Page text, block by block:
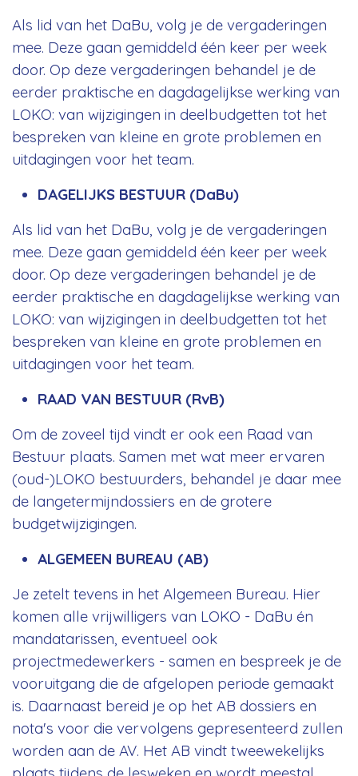
Als lid van het DaBu, volg je de vergaderingen
mee. Deze gaan gemiddeld één keer per week
door. Op deze vergaderingen behandel je de
eerder praktische en dagdagelijkse werking van
LOKO: van wijzigingen in deelbudgetten tot het
bespreken van kleine en grote problemen en
uitdagingen voor het team.
DAGELIJKS BESTUUR (DaBu)
Als lid van het DaBu, volg je de vergaderingen
mee. Deze gaan gemiddeld één keer per week
door. Op deze vergaderingen behandel je de
eerder praktische en dagdagelijkse werking van
LOKO: van wijzigingen in deelbudgetten tot het
bespreken van kleine en grote problemen en
uitdagingen voor het team.
RAAD VAN BESTUUR (RvB)
Om de zoveel tijd vindt er ook een Raad van
Bestuur plaats. Samen met wat meer ervaren
(oud-)LOKO bestuurders, behandel je daar mee
de langetermijndossiers en de grotere
budgetwijzigingen.
ALGEMEEN BUREAU (AB)
Je zetelt tevens in het Algemeen Bureau. Hier
komen alle vrijwilligers van LOKO - DaBu én
mandatarissen, eventueel ook
projectmedewerkers - samen en bespreek je de
vooruitgang die de afgelopen periode gemaakt
is. Daarnaast bereid je op het AB dossiers en
nota's voor die vervolgens gepresenteerd zullen
worden aan de AV. Het AB vindt tweewekelijks